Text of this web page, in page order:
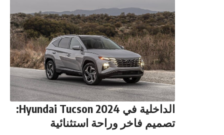
الداخلية في Hyundai Tucson 2024:
تصميم فاخر وراحة استثنائية